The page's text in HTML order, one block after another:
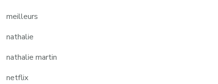
meilleurs
nathalie
nathalie martin
netflix